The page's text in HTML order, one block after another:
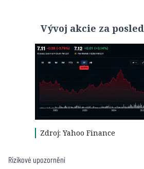
Vývoj akcie za
Zdroj: Yahoo Finance
Rizikové upozornění